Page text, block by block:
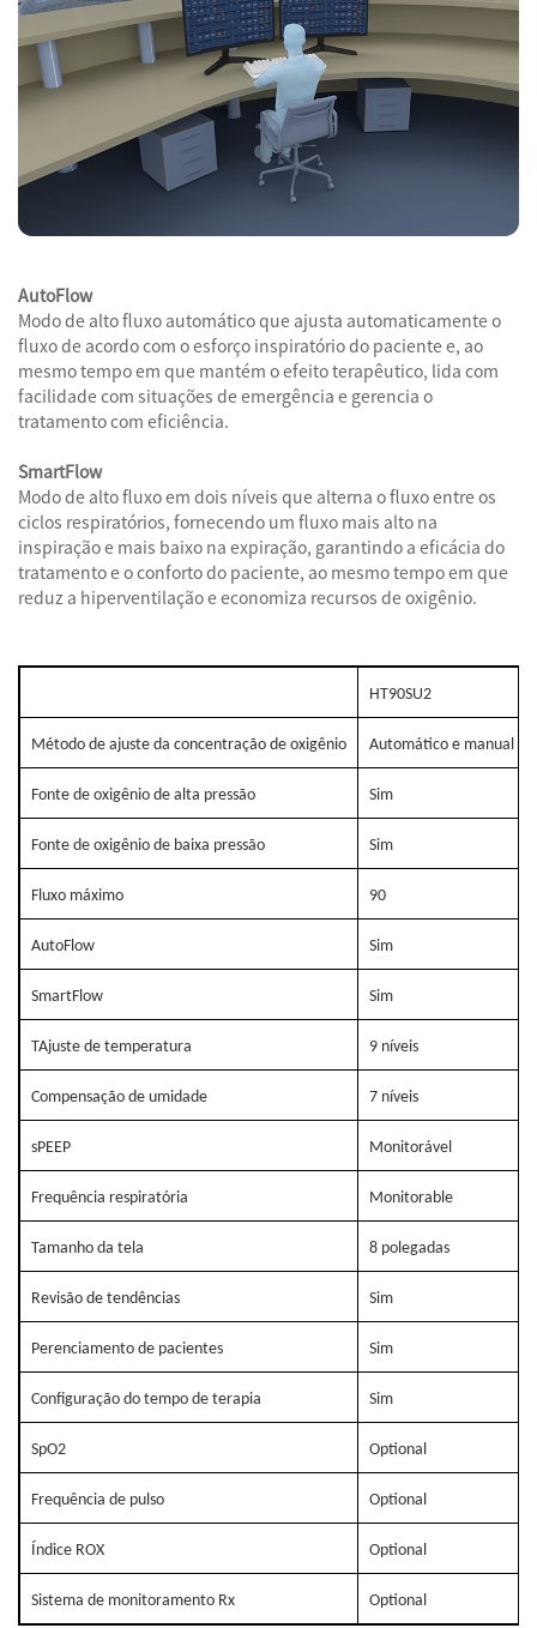
AutoFlow
Modo de alto fluxo automático que ajusta automaticamente o
fluxo de acordo com o esforço inspiratório do paciente e, ao
mesmo tempo em que mantém o efeito terapêutico, lida com
facilidade com situações de emergência e gerencia o
tratamento com eficiência.
SmartFlow
Modo de alto fluxo em dois níveis que alterna o fluxo entre os
ciclos respiratórios, fornecendo um fluxo mais alto na
inspiração e mais baixo na expiração, garantindo a eficácia do
tratamento e o conforto do paciente, ao mesmo tempo em que
reduz a hiperventilação e economiza recursos de oxigênio.
HT90SU2
Método de ajuste da concentração de oxigênio Automático e manual
Fonte de oxigênio de alta pressão Sim
Fonte de oxigênio de baixa pressão Sim
Fluxo máximo 90
AutoFlow Sim
SmartFlow Sim
TAjuste de temperatura 9 níveis
Compensação de umidade 7 níveis
sPEEP Monitorável
Frequência respiratória Monitorable
Tamanho da tela 8 polegadas
Revisão de tendências Sim
Perenciamento de pacientes Sim
Configuração do tempo de terapia Sim
SpO2 Optional
Frequência de pulso Optional
Índice ROX Optional
Sistema de monitoramento Rx Optional